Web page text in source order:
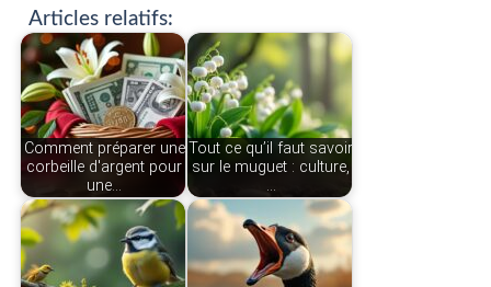
Articles relatifs:
Comment préparer une
corbeille d'argent pour
une…
Tout ce qu’il faut savoir
sur le muguet : culture,
…